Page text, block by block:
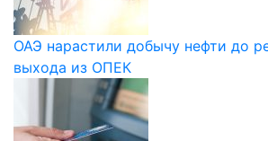
ОАЭ нарастили добычу нефти до
выхода из ОПЕК